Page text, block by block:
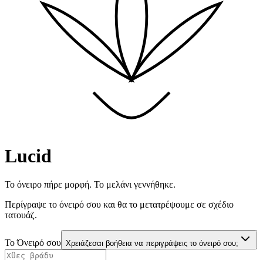
Lucid
Το όνειρο πήρε μορφή. Το μελάνι γεννήθηκε.
Περίγραψε το όνειρό σου και θα το μετατρέψουμε σε σχέδιο
τατουάζ.
Το Όνειρό σου Χρειάζεσαι βοήθεια να περιγράψεις το όνειρό σου;